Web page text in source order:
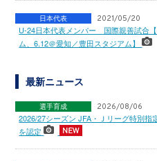
日本代表 2021/05/20
U-24日本代表メンバー 国際親善試合
ム、6.12＠愛知／豊田スタジアム】
最新ニュース
選手育成 2026/08/06
2026/27シーズン JFA・Ｊリーグ特別指
を認定